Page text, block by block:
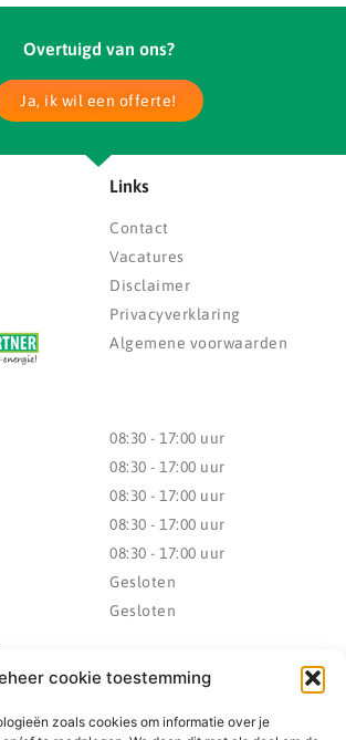
cookie toestemming
zoals cookies om informatie over je
Overtuigd van ons?
Ja, ik wil een offerte!
Links
Contact
Vacatures
Disclaimer
Privacyverklaring
Algemene voorwaarden
08:30 - 17:00 uur
08:30 - 17:00 uur
08:30 - 17:00 uur
08:30 - 17:00 uur
08:30 - 17:00 uur
Gesloten
Gesloten
Gemeente De Wolden